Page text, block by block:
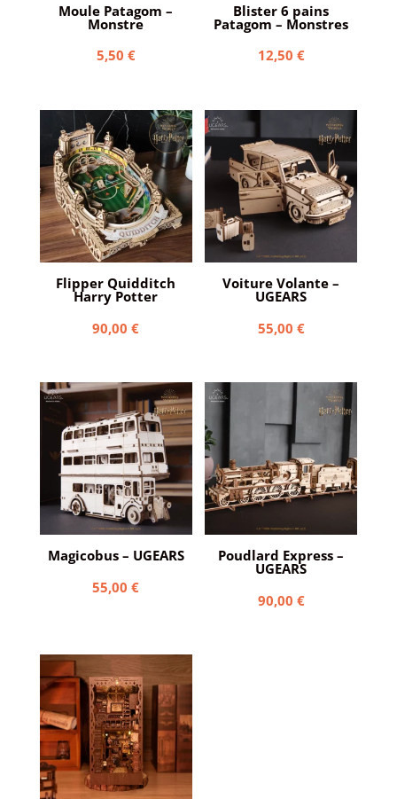
Moule Patagom –
Monstre
5,50 €
Blister 6 pains
Patagom – Monstres
12,50 €
Flipper Quidditch
Harry Potter
90,00€
Voiture Volante –
UGEARS
55,00 €
Magicobus – UGEARS
55,00€
Poudlard Express –
UGEARS
90,00 €